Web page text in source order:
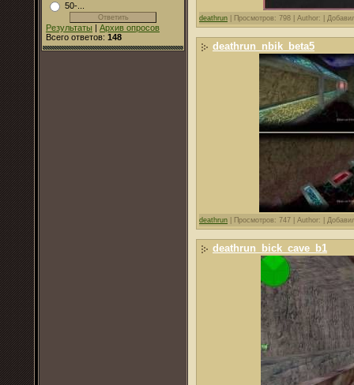
50-...
Результаты | Архив опросов
Всего ответов: 148
deathrun Просмотров: 798 | Author: |
deathrun_nbik_beta5
deathrun Просмотров: 747 | Author: |
deathrun_bick_cave_b1